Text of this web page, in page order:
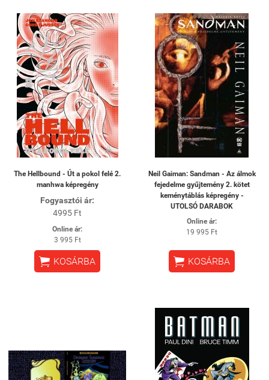
The Hellbound - Út a pokol felé 2.
manhwa képregény
Fogyasztói ár:
4995 Ft
Online ár:
3 995 Ft
 KOSÁRBA
Neil Gaiman: Sandman - Az álmok
fejedelme gyűjtemény 2. kötet
keménytáblás képregény -
UTOLSÓ DARABOK
Online ár:
19 995 Ft
 KOSÁRBA